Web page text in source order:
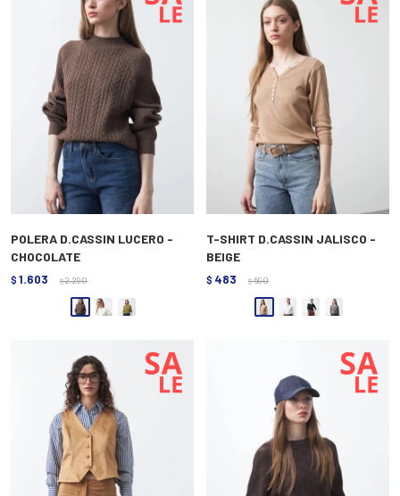
POLERA D.CASSIN LUCERO -
CHOCOLATE
$ 1.603 $ 2.290
T-SHIRT D.CASSIN JALISCO -
BEIGE
$ 483 $ 690